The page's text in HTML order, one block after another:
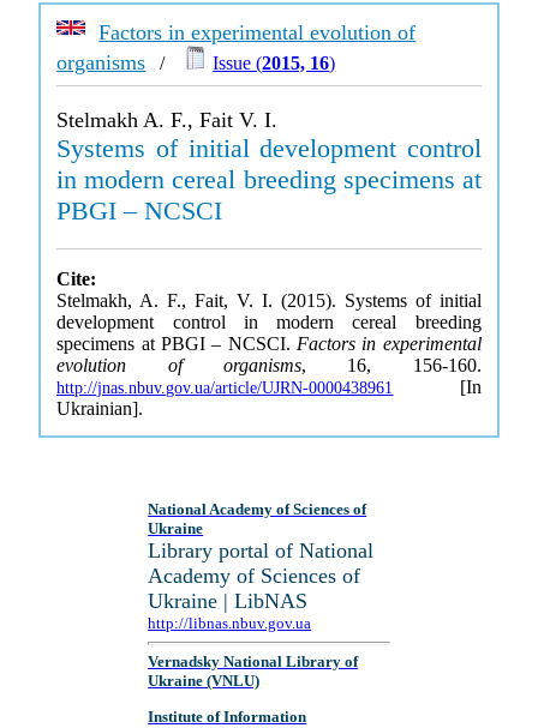
Factors in experimental evolution of
organisms / Issue (2015, 16)
Stelmakh A. F., Fait V. I.
Systems of initial development control
in modern cereal breeding specimens at
PBGI – NCSCI
Cite:
Stelmakh, A. F., Fait, V. I. (2015). Systems of initial
development control in modern cereal breeding
specimens at PBGI – NCSCI. Factors in experimental
evolution of organisms, 16, 156-160.
http://jnas.nbuv.gov.ua/article/UJRN-0000438961
[In
Ukrainian].
National Academy of Sciences of
Ukraine
Library portal of National
Academy of Sciences of
Ukraine | LibNAS
http://libnas.nbuv.gov.ua
Vernadsky National Library of
Ukraine (VNLU)
Institute of Information